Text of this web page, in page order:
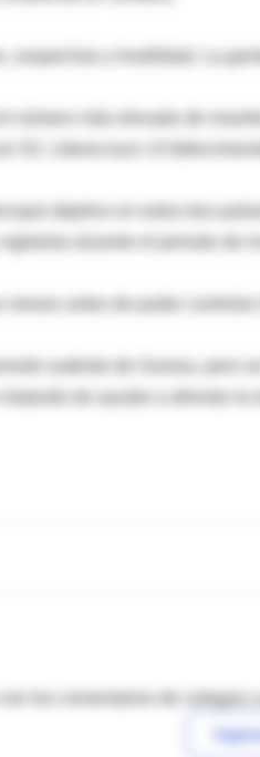
sospechas y hostilidad. La
número más elevado de
52. Liberia tuvo 13
objetivo en estos tres
durante el periodo de
sudeste de Guinea, pero
tratando de ayudar a afrontar
ver los comentarios de colegas